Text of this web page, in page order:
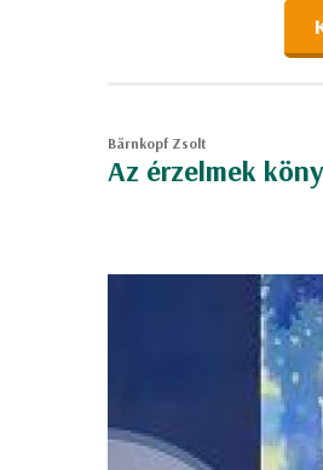
Bärnkopf Zsolt
Az érzelmek